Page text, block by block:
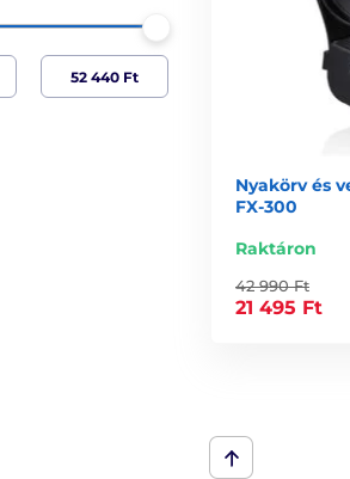
Nyakörv és
FX-300
Raktáron
42 990 Ft
21 495 Ft